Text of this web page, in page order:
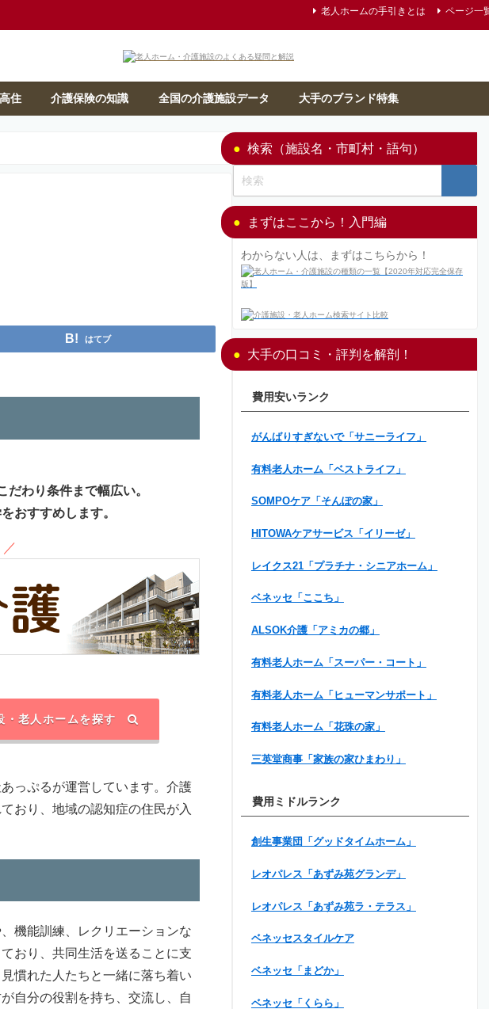
老人ホームの手引きとは ページ一
住 介護保険の知識 全国の介護施設データ 大手のブランド特集
はてブ
わり条件まで幅広い。
おすすめします。
／
・老人ホームを探す
っぷるが運営しています。介護
おり、地域の認知症の住民が入
機能訓練、レクリエーションな
おり、共同生活を送ることに支
慣れた人たちと一緒に落ち着い
自分の役割を持ち、交流し、自
検索（施設名・市町村・語句）
まずはここから！入門編
わからない人は、まずはこちらから！
大手の口コミ・評判を解剖！
費用安いランク
がんばりすぎないで「サニーライフ」
有料老人ホーム「ベストライフ」
SOMPOケア「そんぽの家」
HITOWAケアサービス「イリーゼ」
レイクス21「プラチナ・シニアホーム」
ベネッセ「ここち」
ALSOK介護「アミカの郷」
有料老人ホーム「スーパー・コート」
有料老人ホーム「ヒューマンサポート」
有料老人ホーム「花珠の家」
三英堂商事「家族の家ひまわり」
費用ミドルランク
創生事業団「グッドタイムホーム」
レオパレス「あずみ苑グランデ」
レオパレス「あずみ苑ラ・テラス」
ベネッセスタイルケア
ベネッセ「まどか」
ベネッセ「くらら」